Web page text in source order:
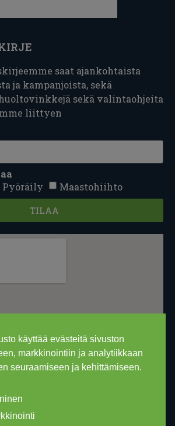
käyttää evästeitä sivuston
markkinointiin ja analytiikkaan
seuraamiseen ja kehittämiseen.
saat ajankohtaista
ja kampanjoista, sekä
sekä valintaohjeita
liittyen
Pyöräily Maastohiihto
TILAA